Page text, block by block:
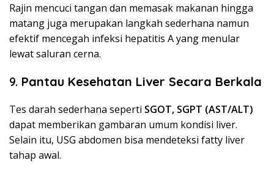
Rajin mencuci tangan dan memasak makanan hingga
matang juga merupakan langkah sederhana namun
efektif mencegah infeksi hepatitis A yang menular
lewat saluran cerna.
9. Pantau Kesehatan Liver Secara Berkala
Tes darah sederhana seperti SGOT, SGPT (AST/ALT)
dapat memberikan gambaran umum kondisi liver.
Selain itu, USG abdomen bisa mendeteksi fatty liver
tahap awal.